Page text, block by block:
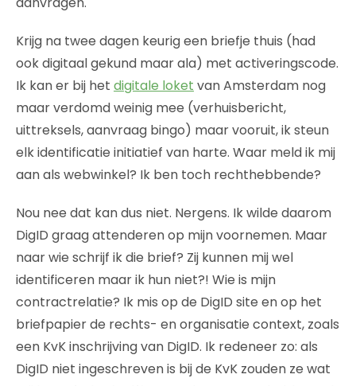
Krijg na twee dagen keurig een briefje thuis (had
ook digitaal gekund maar ala) met activeringscode.
Ik kan er bij het digitale loket van Amsterdam nog
maar verdomd weinig mee (verhuisbericht,
uittreksels, aanvraag bingo) maar vooruit, ik steun
elk identificatie initiatief van harte. Waar meld ik mij
aan als webwinkel? Ik ben toch rechthebbende?
Nou nee dat kan dus niet. Nergens. Ik wilde daarom
DigID graag attenderen op mijn voornemen. Maar
naar wie schrijf ik die brief? Zij kunnen mij wel
identificeren maar ik hun niet?! Wie is mijn
contractrelatie? Ik mis op de DigID site en op het
briefpapier de rechts- en organisatie context, zoals
een KvK inschrijving van DigID. Ik redeneer zo: als
DigID niet ingeschreven is bij de KvK zouden ze wat